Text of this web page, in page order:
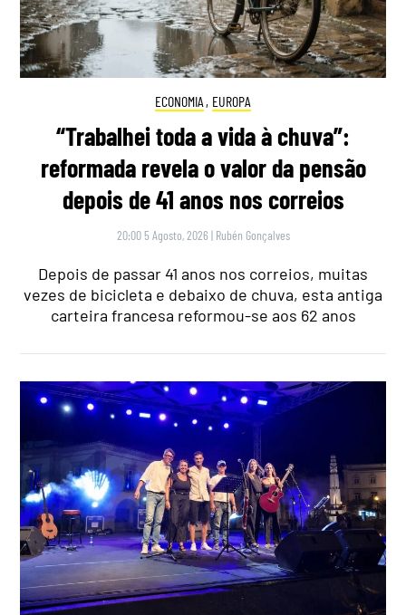
ECONOMIA , EUROPA
“Trabalhei toda a vida à chuva”:
reformada revela o valor da pensão
depois de 41 anos nos correios
20:00 5 Agosto, 2026 | Rubén Gonçalves
Depois de passar 41 anos nos correios, muitas
vezes de bicicleta e debaixo de chuva, esta antiga
carteira francesa reformou-se aos 62 anos